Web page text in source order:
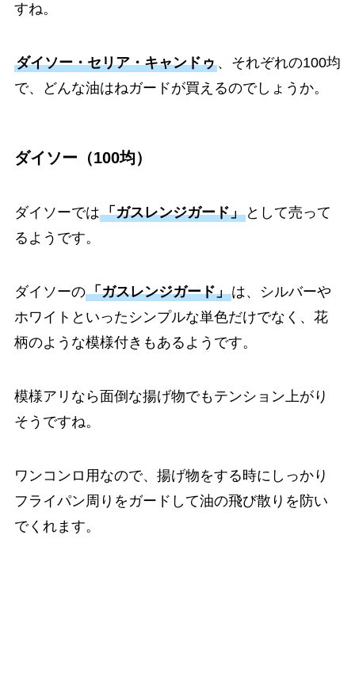
すね。
ダイソー・セリア・キャンドゥ、それぞれの100均
で、どんな油はねガードが買えるのでしょうか。
ダイソー（100均）
ダイソーでは「ガスレンジガード」として売って
るようです。
ダイソーの「ガスレンジガード」は、シルバーや
ホワイトといったシンプルな単色だけでなく、花
柄のような模様付きもあるようです。
模様アリなら面倒な揚げ物でもテンション上がり
そうですね。
ワンコンロ用なので、揚げ物をする時にしっかり
フライパン周りをガードして油の飛び散りを防い
でくれます。